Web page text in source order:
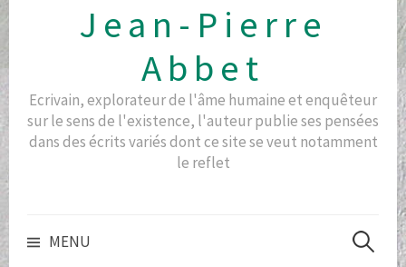
Jean-Pierre
Abbet
Ecrivain, explorateur de l'âme humaine et enquêteur
sur le sens de l'existence, l'auteur publie ses pensées
dans des écrits variés dont ce site se veut notamment
le reflet
MENU